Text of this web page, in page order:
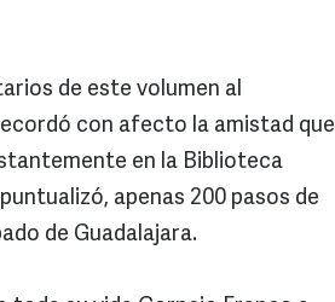
de este volumen al
con afecto la amistad que
en la Biblioteca
apenas 200 pasos de
de Guadalajara.